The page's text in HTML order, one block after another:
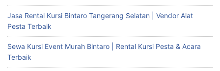
Jasa Rental Kursi Bintaro Tangerang Selatan | Vendor Alat
Pesta Terbaik
Sewa Kursi Event Murah Bintaro | Rental Kursi Pesta & Acara
Terbaik